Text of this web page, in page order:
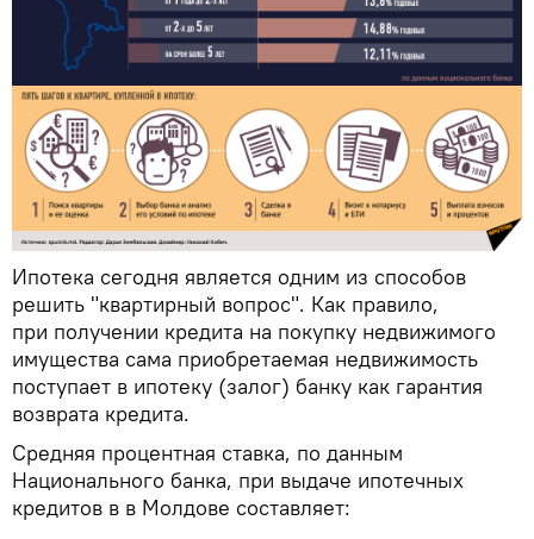
Ипотека сегодня является одним из способов
решить "квартирный вопрос". Как правило,
при получении кредита на покупку недвижимого
имущества сама приобретаемая недвижимость
поступает в ипотеку (залог) банку как гарантия
возврата кредита.
Средняя процентная ставка, по данным
Национального банка, при выдаче ипотечных
кредитов в в Молдове составляет: